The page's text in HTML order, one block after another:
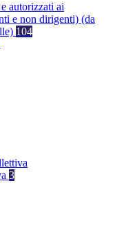
autorizzati ai
e non dirigenti) (da
104
3